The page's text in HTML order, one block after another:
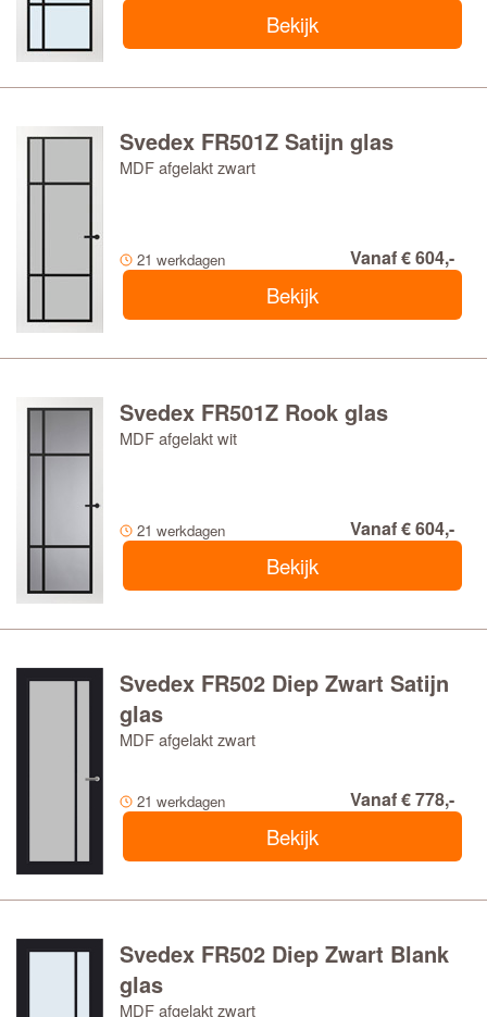
Bekijk
Svedex FR501Z Satijn glas
MDF afgelakt zwart
21 werkdagen Vanaf € 604,-
Bekijk
Svedex FR501Z Rook glas
MDF afgelakt wit
21 werkdagen Vanaf € 604,-
Bekijk
Svedex FR502 Diep Zwart Satijn
glas
MDF afgelakt zwart
21 werkdagen Vanaf € 778,-
Bekijk
Svedex FR502 Diep Zwart Blank
glas
MDF afgelakt zwart